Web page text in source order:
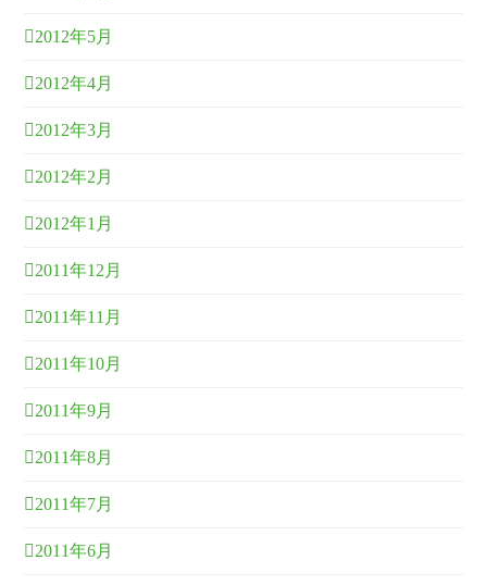
2012年5月
2012年4月
2012年3月
2012年2月
2012年1月
2011年12月
2011年11月
2011年10月
2011年9月
2011年8月
2011年7月
2011年6月